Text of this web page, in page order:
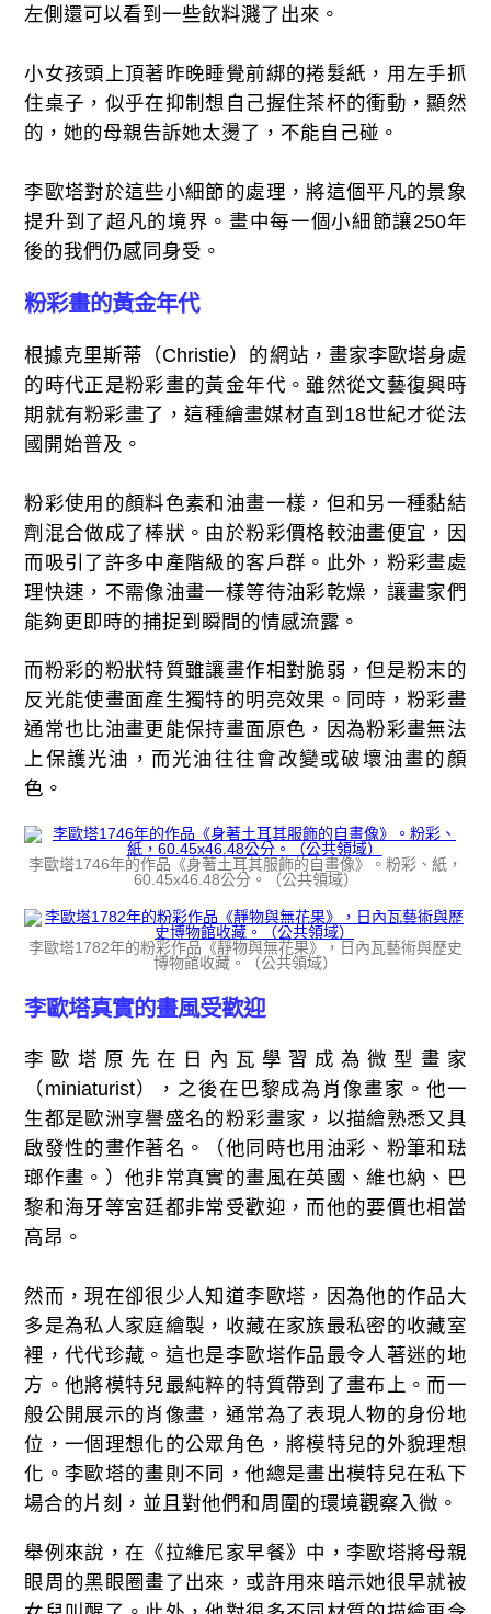
左側還可以看到一些飲料濺了出來。
小女孩頭上頂著昨晚睡覺前綁的捲髮紙，用左手抓
住桌子，似乎在抑制想自己握住茶杯的衝動，顯然
的，她的母親告訴她太燙了，不能自己碰。
李歐塔對於這些小細節的處理，將這個平凡的景象
提升到了超凡的境界。畫中每一個小細節讓250年
後的我們仍感同身受。
粉彩畫的黃金年代
根據克里斯蒂（Christie）的網站，畫家李歐塔身處
的時代正是粉彩畫的黃金年代。雖然從文藝復興時
期就有粉彩畫了，這種繪畫媒材直到18世紀才從法
國開始普及。
粉彩使用的顏料色素和油畫一樣，但和另一種黏結
劑混合做成了棒狀。由於粉彩價格較油畫便宜，因
而吸引了許多中產階級的客戶群。此外，粉彩畫處
理快速，不需像油畫一樣等待油彩乾燥，讓畫家們
能夠更即時的捕捉到瞬間的情感流露。
而粉彩的粉狀特質雖讓畫作相對脆弱，但是粉末的
反光能使畫面產生獨特的明亮效果。同時，粉彩畫
通常也比油畫更能保持畫面原色，因為粉彩畫無法
上保護光油，而光油往往會改變或破壞油畫的顏
色。
李歐塔1746年的作品《身著土耳其服飾的自畫像》。粉彩、紙，
60.45x46.48公分。（公共領域）
李歐塔1782年的粉彩作品《靜物與無花果》，日內瓦藝術與歷史
博物館收藏。（公共領域）
李歐塔真實的畫風受歡迎
李歐塔原先在日內瓦學習成為微型畫家
（miniaturist），之後在巴黎成為肖像畫家。他一
生都是歐洲享譽盛名的粉彩畫家，以描繪熟悉又具
啟發性的畫作著名。（他同時也用油彩、粉筆和琺
瑯作畫。）他非常真實的畫風在英國、維也納、巴
黎和海牙等宮廷都非常受歡迎，而他的要價也相當
高昂。
然而，現在卻很少人知道李歐塔，因為他的作品大
多是為私人家庭繪製，收藏在家族最私密的收藏室
裡，代代珍藏。這也是李歐塔作品最令人著迷的地
方。他將模特兒最純粹的特質帶到了畫布上。而一
般公開展示的肖像畫，通常為了表現人物的身份地
位，一個理想化的公眾角色，將模特兒的外貌理想
化。李歐塔的畫則不同，他總是畫出模特兒在私下
場合的片刻，並且對他們和周圍的環境觀察入微。
舉例來說，在《拉維尼家早餐》中，李歐塔將母親
眼周的黑眼圈畫了出來，或許用來暗示她很早就被